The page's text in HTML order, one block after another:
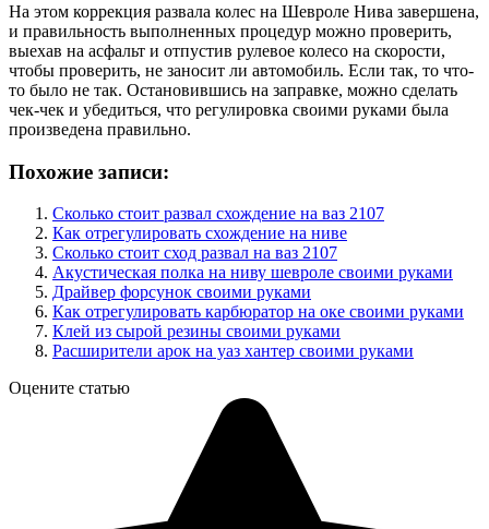
На этом коррекция развала колес на Шевроле Нива завершена,
и правильность выполненных процедур можно проверить,
выехав на асфальт и отпустив рулевое колесо на скорости,
чтобы проверить, не заносит ли автомобиль. Если так, то что-
то было не так. Остановившись на заправке, можно сделать
чек-чек и убедиться, что регулировка своими руками была
произведена правильно.
Похожие записи:
Сколько стоит развал схождение на ваз 2107
Как отрегулировать схождение на ниве
Сколько стоит сход развал на ваз 2107
Акустическая полка на ниву шевроле своими руками
Драйвер форсунок своими руками
Как отрегулировать карбюратор на оке своими руками
Клей из сырой резины своими руками
Расширители арок на уаз хантер своими руками
Оцените статью